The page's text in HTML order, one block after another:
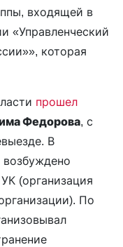
входящей в
«Управленческий
которая
прошел
Федорова, с
В
(организация
По